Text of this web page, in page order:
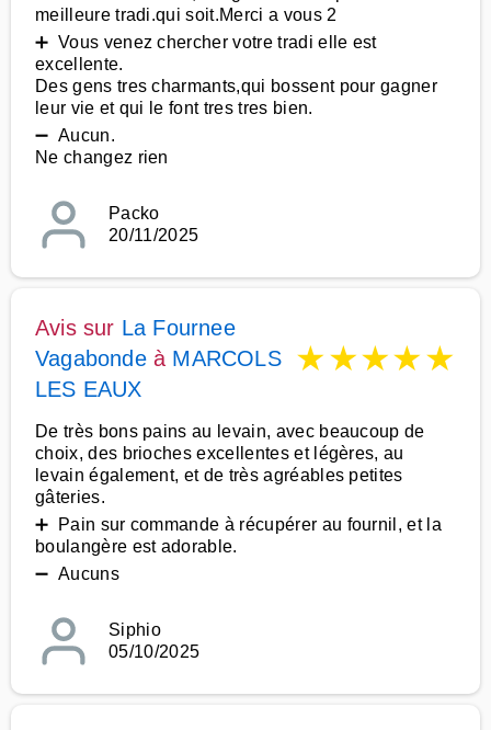
meilleure tradi.qui soit.Merci a vous 2
➕ Vous venez chercher votre tradi elle est
excellente.
Des gens tres charmants,qui bossent pour gagner
leur vie et qui le font tres tres bien.
➖ Aucun.
Ne changez rien
Packo
20/11/2025
Avis sur La Fournee
Vagabondeà MARCOLS
LES EAUX
★★★★★
De très bons pains au levain, avec beaucoup de
choix, des brioches excellentes et légères, au
levain également, et de très agréables petites
gâteries.
➕ Pain sur commande à récupérer au fournil, et la
boulangère est adorable.
➖ Aucuns
Siphio
05/10/2025